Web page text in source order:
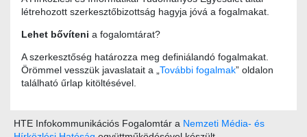
létrehozott szerkesztőbizottság hagyja jóvá a fogalmakat.
Lehet bővíteni a fogalomtárat?
A szerkesztőség határozza meg definiálandó fogalmakat.
Örömmel vesszük javaslatait a „ További fogalmak” oldalon
található űrlap kitöltésével.
HTE Infokommunikációs Fogalomtár a Nemzeti Média- és